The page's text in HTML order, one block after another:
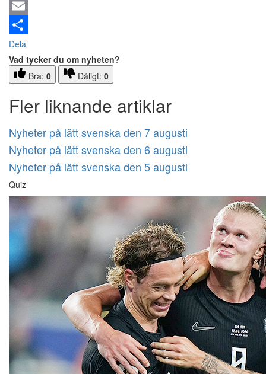
Email
Dela
Vad tycker du om nyheten?
Bra: 0 Dåligt: 0
Fler liknande artiklar
Nyheter på lätt svenska den 7 augusti
Nyheter på lätt svenska den 6 augusti
Nyheter på lätt svenska den 5 augusti
Quiz